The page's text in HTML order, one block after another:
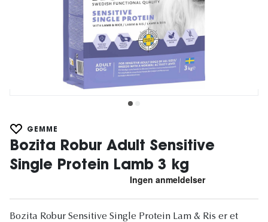
GEMME
Bozita Robur Adult Sensitive
Single Protein Lamb 3 kg
Bozita Robur Sensitive Single Protein Lam & Ris er et